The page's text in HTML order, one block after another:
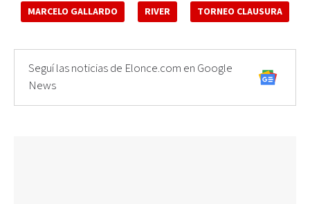
MARCELO GALLARDO RIVER TORNEO CLAUSURA
Seguí las noticias de Elonce.com en Google
News